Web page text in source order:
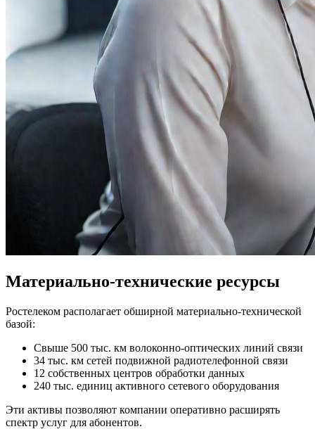
Материально-технические ресурсы
Ростелеком располагает обширной материально-технической
базой:
Свыше 500 тыс. км волоконно-оптических линий связи
34 тыс. км сетей подвижной радиотелефонной связи
12 собственных центров обработки данных
240 тыс. единиц активного сетевого оборудования
Эти активы позволяют компании оперативно расширять
спектр услуг для абонентов.